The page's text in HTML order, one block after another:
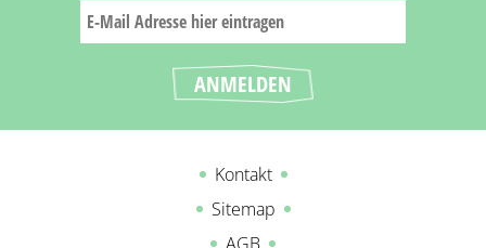
Kontakt
Sitemap
AGB